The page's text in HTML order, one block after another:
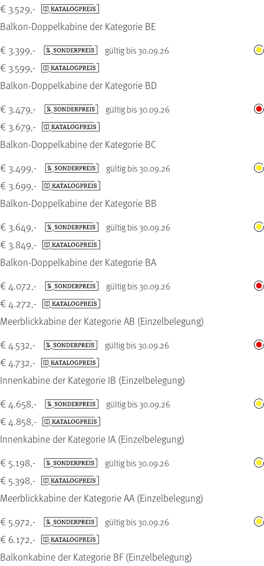
Balkon-Doppelkabine der Kategorie BE
€ 3.529,-
Balkon-Doppelkabine der Kategorie BD
€ 3.399,- gültig bis 30.09.26
€ 3.599,-
Balkon-Doppelkabine der Kategorie BC
€ 3.479,- gültig bis 30.09.26
€ 3.679,-
Balkon-Doppelkabine der Kategorie BB
€ 3.499,- gültig bis 30.09.26
€ 3.699,-
Balkon-Doppelkabine der Kategorie BA
€ 3.649,- gültig bis 30.09.26
€ 3.849,-
Meerblickkabine der Kategorie AB (Einzelbelegung)
€ 4.072,- gültig bis 30.09.26
€ 4.272,-
Innenkabine der Kategorie IB (Einzelbelegung)
€ 4.532,- gültig bis 30.09.26
€ 4.732,-
Innenkabine der Kategorie IA (Einzelbelegung)
€ 4.658,- gültig bis 30.09.26
€ 4.858,-
Meerblickkabine der Kategorie AA (Einzelbelegung)
€ 5.198,- gültig bis 30.09.26
€ 5.398,-
Balkonkabine der Kategorie BF (Einzelbelegung)
€ 5.972,- gültig bis 30.09.26
€ 6.172,-